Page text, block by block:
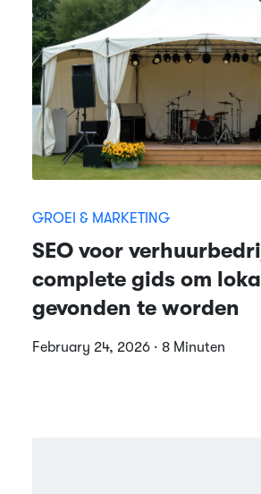
GROEI & MARKETING
SEO voor
complete gids om
gevonden te worden
February 24, 2026 · 8 Minuten